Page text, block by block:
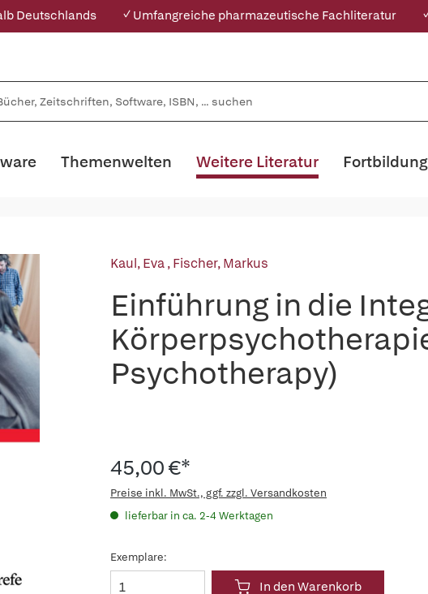
Deutschlands ✓ Umfangreiche pharmazeutische Fachliteratur
Themenwelten Weitere Literatur
Kaul, Eva,Fischer, Markus
Einführung in die
Psychotherapy)
45,00 €*
Preise inkl. MwSt., ggf. zzgl. Versandkosten
lieferbar in ca. 2-4 Werktagen
Exemplare:
In den Warenkorb